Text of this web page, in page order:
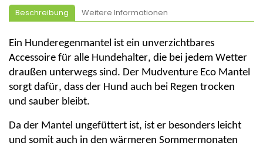
Beschreibung Weitere Informationen
Ein Hunderegenmantel ist ein unverzichtbares
Accessoire für alle Hundehalter, die bei jedem Wetter
draußen unterwegs sind. Der Mudventure Eco Mantel
sorgt dafür, dass der Hund auch bei Regen trocken
und sauber bleibt.
Da der Mantel ungefüttert ist, ist er besonders leicht
und somit auch in den wärmeren Sommermonaten